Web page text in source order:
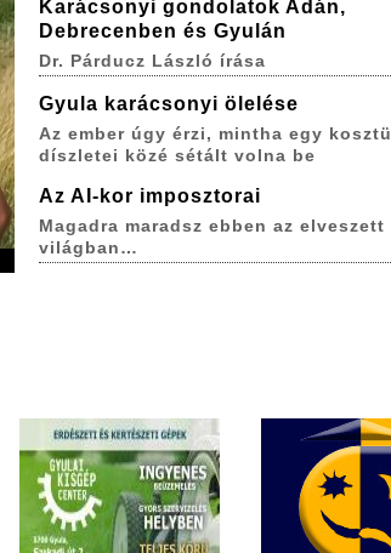
Karácsonyi gondolatok Adán,
Debrecenben és Gyulán
Dr. Párducz László írása
Gyula karácsonyi ölelése
Az ember úgy érzi, mintha egy
díszletei közé sétált volna be
Az AI-kor imposztorai
Magadra maradsz ebben az elveszett
világban…